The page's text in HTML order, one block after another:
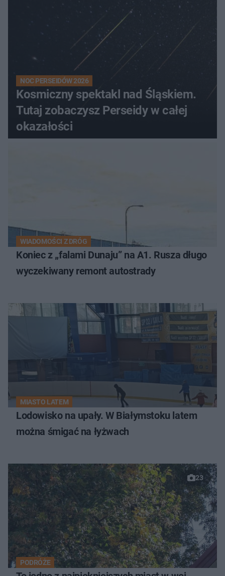
NOC PERSEIDÓW 2026
Kosmiczny spektakl nad Śląskiem.
Tutaj zobaczysz Perseidy w całej
okazałości
WIADOMOŚCI Z DRÓG
Koniec z „falami Dunaju” na A1. Rusza długo
wyczekiwany remont autostrady
MIASTO LATEM
Lodowisko na upały. W Białymstoku latem
można śmigać na łyżwach
23
PODRÓŻE